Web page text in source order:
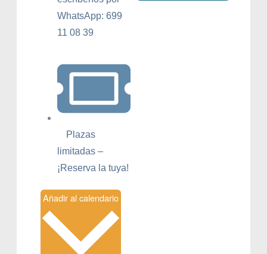
WhatsApp: 699
11 08 39
Plazas
limitadas –
¡Reserva la tuya!